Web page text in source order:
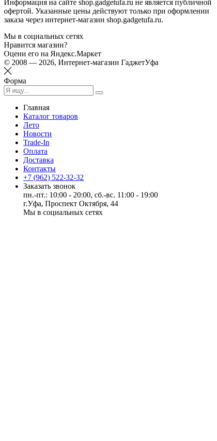
Информация на сайте shop.gadgetufa.ru не является публичной
офертой. Указанные цены действуют только при оформлении
заказа через интернет-магазин shop.gadgetufa.ru.
Мы в социальных сетях
Нравится магазин?
Оцени его на Яндекс.Маркет
© 2008 — 2026, Интернет-магазин ГаджетУфа
Форма
Главная
Каталог товаров
Лето
Новости
Trade-In
Оплата
Доставка
Контакты
+7 (962) 522-32-32
Заказать звонок
пн.-пт.: 10:00 - 20:00, сб.-вс. 11:00 - 19:00
г.Уфа, Проспект Октября, 44
Мы в социальных сетях